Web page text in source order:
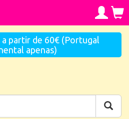
partir de 60€ (Portugal
apenas)